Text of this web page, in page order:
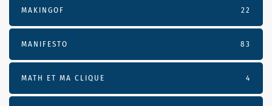
MAKINGOF 22
MANIFESTO 83
MATH ET MA CLIQUE 4